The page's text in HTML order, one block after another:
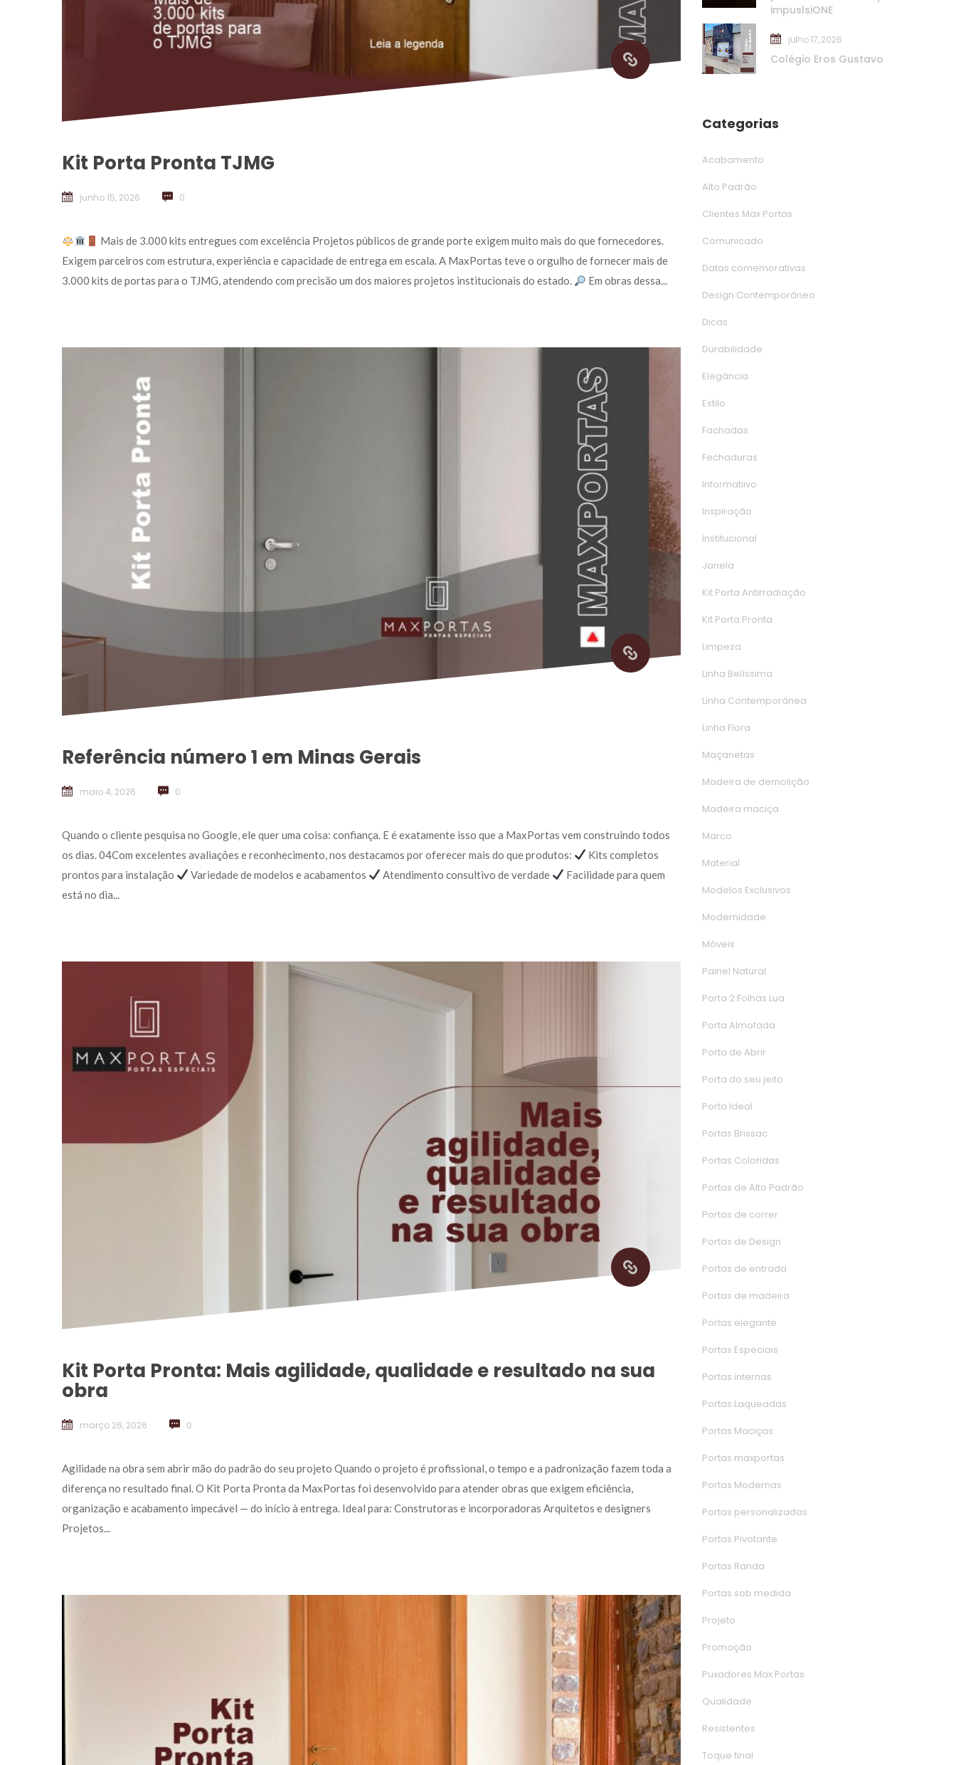
Kit Porta Pronta TJMG
junho 15, 2026 0
Mais de 3.000 kits entregues com excelência Projetos públicos de grande porte exigem muito mais do que fornecedores.
Exigem parceiros com estrutura, experiência e capacidade de entrega em escala. A MaxPortas teve o orgulho de fornecer mais de
3.000 kits de portas para o TJMG, atendendo com precisão um dos maiores projetos institucionais do estado.
Em obras dessa...
Referência número 1 em Minas Gerai
maio 4, 2026 0
Quando o cliente pesquisa no Google, ele quer uma coisa: confiança. E é exatamente isso que a MaxPortas vem construindo todos
os dias. 04Com excelentes avaliações e reconhecimento, nos destacamos por oferecer mais do que produtos:
Kits completos
prontos para instalação
Variedade de modelos e acabamentos Atendimento consultivo de verdade
Facilidade para quem
está no dia...
Kit Porta Pronta: Mais agilidade, qualidade e resultado na sua
obra
março 26, 2026 0
Agilidade na obra sem abrir mão do padrão do seu projeto Quando o projeto é profissional, o tempo e a padronização fazem toda a
diferença no resultado final. O Kit Porta Pronta da MaxPortas foi desenvolvido para atender obras que exigem eficiência,
organização e acabamento impecável — do início à entrega. Ideal para: Construtoras e incorporadoras Arquitetos e designers
Projetos...
impuslsiONE
julho 17, 2026
Colégio Eros Gustavo
Categoria
Acabamento
Alto Padrão
Clientes Max Porta
Comunicado
Datas comemorativa
Design Contemporâneo
Dica
Durabilidade
Elegância
Estilo
Fachada
Fechadura
Informatiivo
Inspiração
Institucional
Janela
Kit Porta Antirradiação
Kit Porta Pronta
Limpeza
Linha Belíssima
Linha Contemporânea
Linha Flora
Maçaneta
Madeira de demolição
Madeira maciça
Marco
Material
Modelos Exclusivo
Modernidade
Móvei
Painel Natural
Porta 2 Folhas Lua
Porta Almofada
Porta de Abrir
Porta do seu jeito
Porta Ideal
Portas Brissac
Portas Colorida
Portas de Alto Padrão
Portas de correr
Portas de Design
Portas de entrada
Portas de madeira
Portas elegante
Portas Especiai
Portas interna
Portas Laqueada
Portas Maciça
Portas maxporta
Portas Moderna
Portas personalizada
Portas Pivotante
Portas Randa
Portas sob medida
Projeto
Promoção
Puxadores Max Porta
Qualidade
Resistente
Toque final